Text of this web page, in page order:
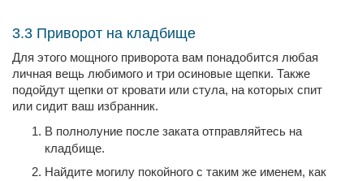
3.3 Приворот на кладбище
Для этого мощного приворота вам понадобится любая
личная вещь любимого и три осиновые щепки. Также
подойдут щепки от кровати или стула, на которых спит
или сидит ваш избранник.
В полнолуние после заката отправляйтесь на
кладбище.
Найдите могилу покойного с таким же именем, как